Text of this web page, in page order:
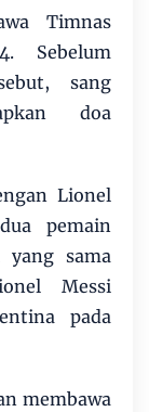
Timnas
Sebelum
sang
doa
Lionel
pemain
sama
Messi
pada
membawa